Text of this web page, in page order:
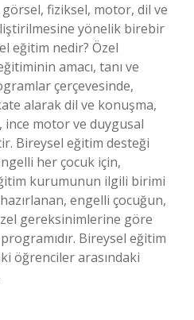
fiziksel, motor, dil ve
yönelik birebir
eğitim nedir? Özel
amacı, tanı ve
çerçevesinde,
alarak dil ve konuşma,
motor ve duygusal
Bireysel eğitim desteği
her çocuk için,
kurumunun ilgili birimi
engelli çocuğun,
gereksinimlerine göre
Bireysel eğitim
öğrenciler arasındaki